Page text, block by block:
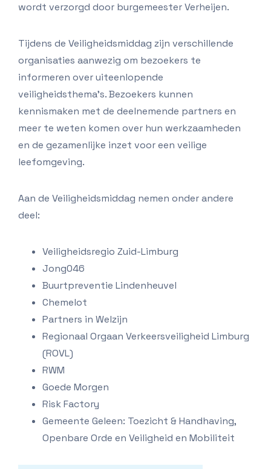
wordt verzorgd door burgemeester Verheijen.
Tijdens de Veiligheidsmiddag zijn verschillende
organisaties aanwezig om bezoekers te
informeren over uiteenlopende
veiligheidsthema’s. Bezoekers kunnen
kennismaken met de deelnemende partners en
meer te weten komen over hun werkzaamheden
en de gezamenlijke inzet voor een veilige
leefomgeving.
Aan de Veiligheidsmiddag nemen onder andere
deel:
Veiligheidsregio Zuid-Limburg
Jong046
Buurtpreventie Lindenheuvel
Chemelot
Partners in Welzijn
Regionaal Orgaan Verkeersveiligheid Limburg
(ROVL)
RWM
Goede Morgen
Risk Factory
Gemeente Geleen: Toezicht & Handhaving,
Openbare Orde en Veiligheid en Mobiliteit